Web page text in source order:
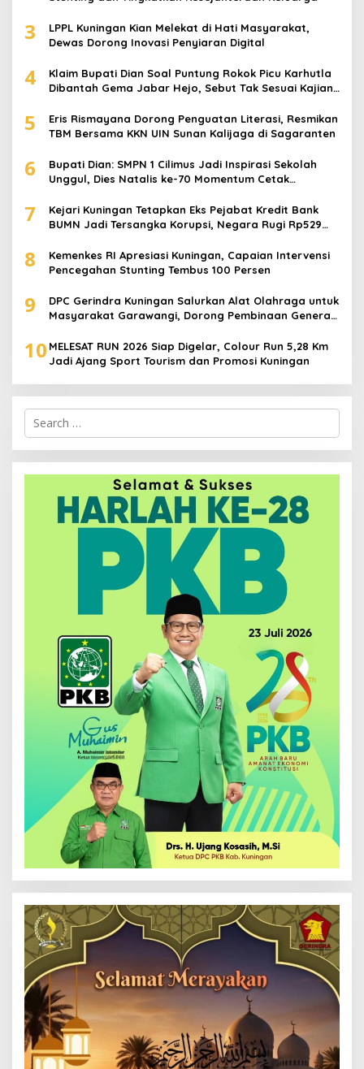
3
LPPL Kuningan Kian Melekat di Hati Masyarakat,
Dewas Dorong Inovasi Penyiaran Digital
4
Klaim Bupati Dian Soal Puntung Rokok Picu Karhutla
Dibantah Gema Jabar Hejo, Sebut Tak Sesuai Kajian
5
Eris Rismayana Dorong Penguatan Literasi, Resmikan
TBM Bersama KKN UIN Sunan Kalijaga di Sagaranten
6
Bupati Dian: SMPN 1 Cilimus Jadi Inspirasi Sekolah
Unggul, Dies Natalis ke-70 Momentum Cetak
7
Kejari Kuningan Tetapkan Eks Pejabat Kredit Bank
BUMN Jadi Tersangka Korupsi, Negara Rugi Rp529
8
Kemenkes RI Apresiasi Kuningan, Capaian Intervensi
Pencegahan Stunting Tembus 100 Persen
9
DPC Gerindra Kuningan Salurkan Alat Olahraga untuk
Masyarakat Garawangi, Dorong Pembinaan Generasi
10 MELESAT RUN 2026 Siap Digelar, Colour Run 5,28 Km
Jadi Ajang Sport Tourism dan Promosi Kuningan
Search
for: